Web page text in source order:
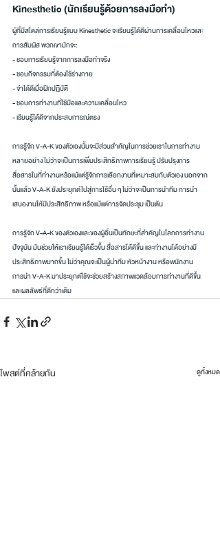
Kinesthetic (นักเรียนรู้ด้วยการลงมือทำ)
ผู้ที่มีสไตล์การเรียนรู้แบบ Kinesthetic จะเรียนรู้ได้ดีผ่านการเคลื่อนไหวและ
การสัมผัส พวกเขามักจะ:
- ชอบการเรียนรู้จากการลงมือทำจริง
- ชอบกิจกรรมที่ต้องใช้ร่างกาย
- จำได้ดีเมื่อฝึกปฏิบัติ
- ชอบการทำงานที่ใช้มือและความเคลื่อนไหว
- เรียนรู้ได้ดีจากประสบการณ์ตรง
การรู้จัก V-A-K ของตัวเองนั้นจะมีส่วนสำคัญในการช่วยเราในการทำงาน
หลายอย่าง ไม่ว่าจะเป็นการเพิ่มประสิทธิภาพการเรียนรู้ ปรับปรุงการ
สื่อสารในที่ทำงานหรือแม้แต่รู้จักการเลือกงานที่เหมาะสมกับตัวเอง นอกจาก
นั้นแล้ว V-A-K ยังประยุกต์ไปสู่การใช้อื่น ๆ ไม่ว่าจะเป็นการนำทีม การนำ
เสนองานให้มีประสิทธิภาพ หรือแม้แต่การจัดประชุม เป็นต้น
การรู้จัก V-A-K ของตัวเองและของผู้อื่นเป็นทักษะที่สำคัญในโลกการทำงาน
ปัจจุบัน มันช่วยให้เราเรียนรู้ได้เร็วขึ้น สื่อสารได้ดีขึ้น และทำงานได้อย่างมี
ประสิทธิภาพมากขึ้น ไม่ว่าคุณจะเป็นผู้นำทีม หัวหน้างาน หรือพนักงาน
การนำ V-A-K มาประยุกต์ใช้จะช่วยสร้างสภาพแวดล้อมการทำงานที่ดีขึ้น
และผลลัพธ์ที่ดีกว่าเดิม
โพสต์ที่คล้ายกัน ดูทั้งหมด